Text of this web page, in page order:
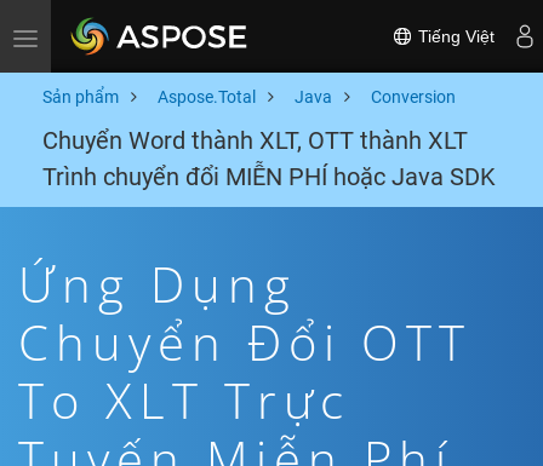
Toggle navigation Tiếng Việt
Sản phẩm Aspose.Total Java Conversion
Chuyển Word thành XLT, OTT thành XLT
Trình chuyển đổi MIỄN PHÍ hoặc Java SDK
Ứng Dụng
Chuyển Đổi OTT
To XLT Trực